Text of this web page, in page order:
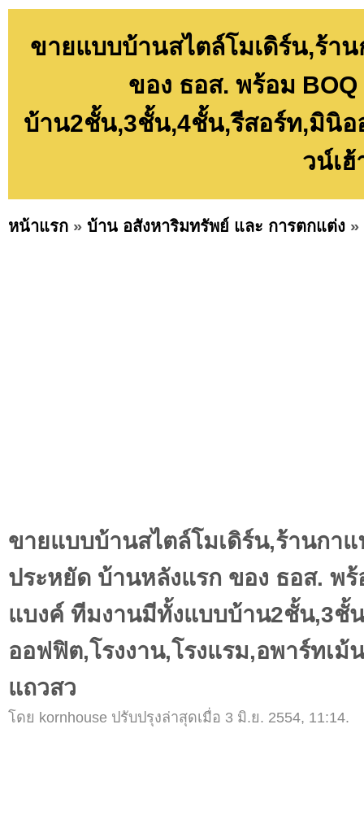
ขายแบบบ้านสไตล์โมเดิร์น,ร้า
ของ ธอส. พร้อม
บ้าน2ชั้น,3ชั้น,4ชั้น,รีสอร์ท,มินิอ
วน์เ
หน้าแรก » บ้าน อสังหาริมทรัพย์ และ การตกแต่ง »
ขายแบบบ้านสไตล์โมเดิร์น,ร้านกา
ประหยัด บ้านหลังแรก ของ ธอส. พร้
แบงค์ ทีมงานมีทั้งแบบบ้าน2ชั้น,3ชั้
ออฟฟิต,โรงงาน,โรงแรม,อพาร์ทเม้
แถวสว
โดย kornhouse ปรับปรุงล่าสุดเมื่อ 3 มิ.ย. 2554, 11:14.